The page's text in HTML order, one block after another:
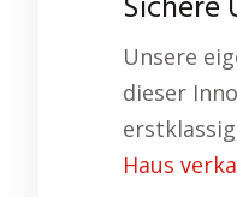
Unsere
dieser
Haus